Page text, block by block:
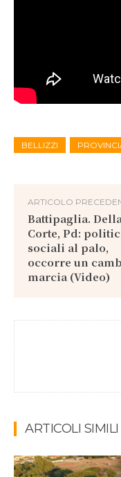
BELLIZZI
ARTICOLO
Battipaglia. Della
Corte, Pd:
sociali al palo,
occorre un
marcia (Video)
ARTICOLI SIMILI